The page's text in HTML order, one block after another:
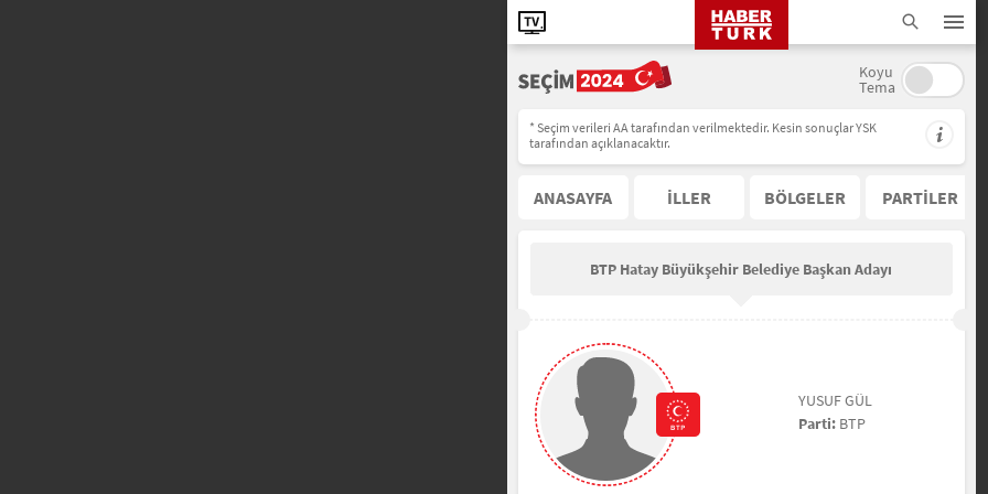
Koyu
Tema
* Seçim verileri AA tarafından verilmektedir. Kesin sonuçlar YSK
tarafından açıklanacaktır.
ANASAYFA İLLER BÖLGELER PARTİLER
BTP Hatay Büyükşehir Belediye Başkan Adayı
YUSUF GÜL
Parti:BTP